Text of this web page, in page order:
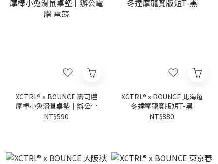
XCTRL® x BOUNCE 壽司達
摩棒小兔滑鼠桌墊┃辦公電
腦 電競
NT$590
XCTRL® x BOUNCE 北海道
冬達摩龍寬版短T-黑
NT$880